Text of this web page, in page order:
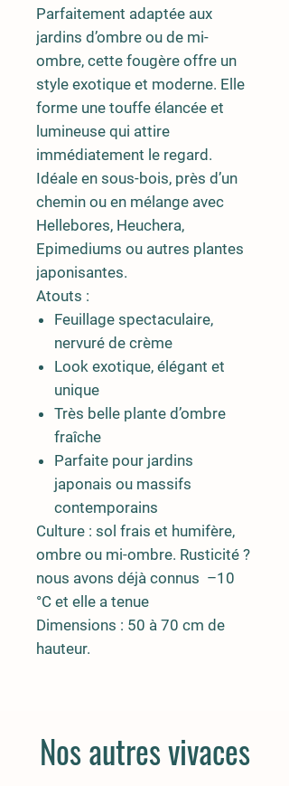
Parfaitement adaptée aux
jardins d’ombre ou de mi-
ombre, cette fougère offre un
style exotique et moderne. Elle
forme une touffe élancée et
lumineuse qui attire
immédiatement le regard.
Idéale en sous-bois, près d’un
chemin ou en mélange avec
Hellebores, Heuchera,
Epimediums ou autres plantes
japonisantes.
Atouts :
Feuillage spectaculaire,
nervuré de crème
Look exotique, élégant et
unique
Très belle plante d’ombre
fraîche
Parfaite pour jardins
japonais ou massifs
contemporains
Culture : sol frais et humifère,
ombre ou mi-ombre. Rusticité ?
nous avons déjà connus –10
°C et elle a tenue
Dimensions : 50 à 70 cm de
hauteur.
Nos autres vivaces